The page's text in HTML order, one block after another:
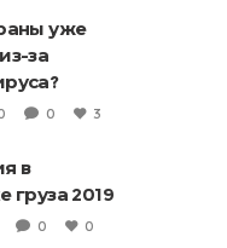
уже
за
0 3
в
груза 2019
0 0